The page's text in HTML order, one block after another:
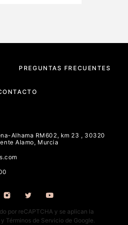
PREGUNTAS FRECUENTES
Alhama RM602, km 23 , 30320
Alamo, Murcia
por reCAPTCHA y se aplican la
y Términos de Servicio de Google.